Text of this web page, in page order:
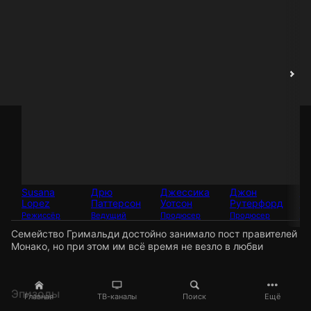
Главная ТВ-каналы Поиск Ещё
Susana
Lopez
Режиссёр
Дрю
Паттерсон
Ведущий
Джессика
Уотсон
Продюсер
Джон
Рутерфорд
Продюсер
Семейство Гримальди достойно занимало пост правителей
Монако, но при этом им всё время не везло в любви
Эпизоды